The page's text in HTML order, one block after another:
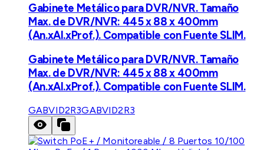
Gabinete Metálico para DVR/NVR. Tamaño
Max. de DVR/NVR: 445 x 88 x 400mm
(An.xAl.xProf.). Compatible con Fuente SLIM.
Gabinete Metálico para DVR/NVR. Tamaño
Max. de DVR/NVR: 445 x 88 x 400mm
(An.xAl.xProf.). Compatible con Fuente SLIM.
GABVID2R3GABVID2R3